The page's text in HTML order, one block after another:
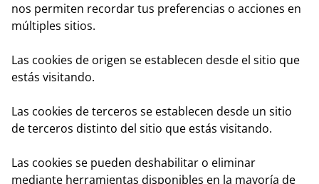
nos permiten recordar tus preferencias o acciones en
múltiples sitios.
Las cookies de origen se establecen desde el sitio que
estás visitando.
Las cookies de terceros se establecen desde un sitio
de terceros distinto del sitio que estás visitando.
Las cookies se pueden deshabilitar o eliminar
mediante herramientas disponibles en la mayoría de